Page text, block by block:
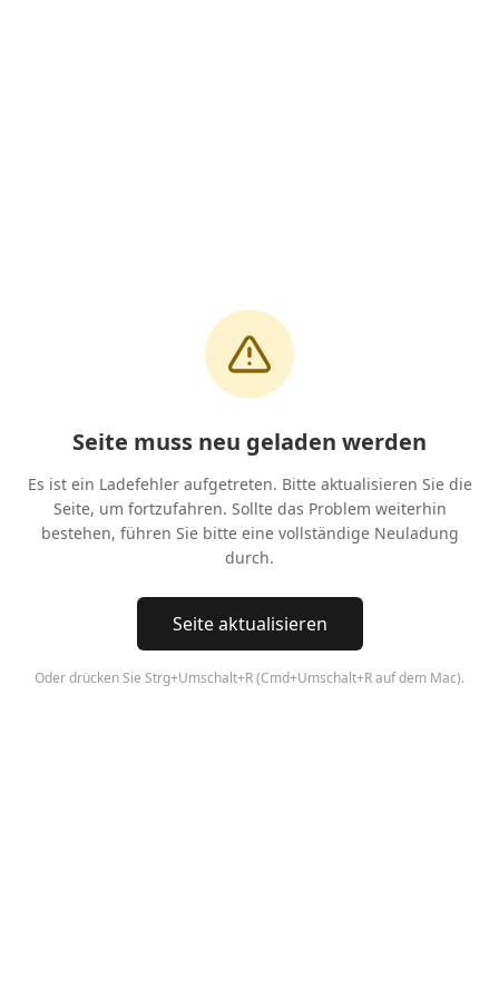
Seite muss neu geladen werden
Es ist ein Ladefehler aufgetreten. Bitte aktualisieren Sie die
Seite, um fortzufahren. Sollte das Problem weiterhin
bestehen, führen Sie bitte eine vollständige Neuladung
durch.
Seite aktualisieren
Oder drücken Sie Strg+Umschalt+R (Cmd+Umschalt+R auf dem Mac).